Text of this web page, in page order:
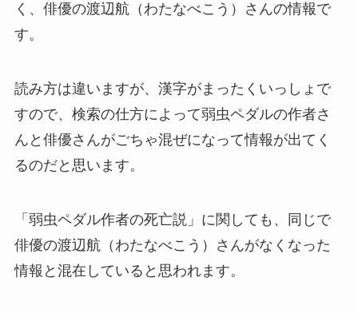
く、俳優の渡辺航（わたなべこう）さんの情報で
す。
読み方は違いますが、漢字がまったくいっしょで
すので、検索の仕方によって弱虫ペダルの作者さ
んと俳優さんがごちゃ混ぜになって情報が出てく
るのだと思います。
「弱虫ペダル作者の死亡説」に関しても、同じで
俳優の渡辺航（わたなべこう）さんがなくなった
情報と混在していると思われます。